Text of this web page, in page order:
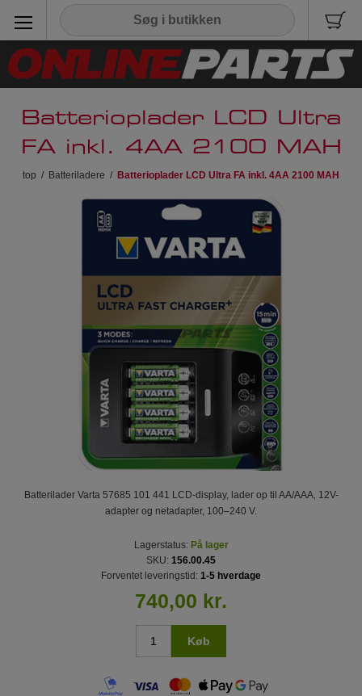
Batterioplader LCD Ultra
FA inkl. 4AA 2100 MAH
top / Batteriladere / Batterioplader LCD Ultra FA inkl. 4AA 2100 MAH
Batterilader Varta 57685 101 441 LCD-display, lader op til AA/AAA, 12V-
adapter og netadapter, 100–240 V.
Lagerstatus: På lager
SKU: 156.00.45
Forventet leveringstid: 1-5 hverdage
740,00 kr.
Køb